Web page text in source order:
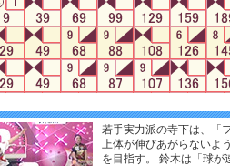
若手実力派の寺下は、「
上体が伸びあがらないよ
を目指す。 鈴木は「球が